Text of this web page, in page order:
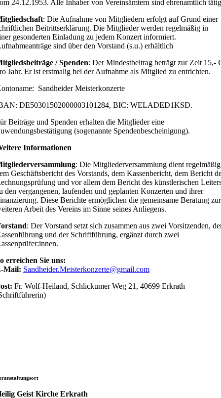
24.12.1953. Alle Inhaber von Vereinsämtern sind ehrenamtlich
: Die Aufnahme von Mitgliedern erfolgt auf Grund einer
Beitrittserklärung. Die Mitglieder werden regelmäßig in
gesonderten Einladung zu jedem Konzert informiert.
sind über den Vorstand (s.u.) erhältlich
/ Spenden: DerMindestbeitrag beträgt zur Zeit 15,-
Jahr. Er ist erstmalig bei der Aufnahme als Mitglied zu entrichten.
Sandheider Meisterkonzerte
DE50301502000003101284, BIC: WELADED1KSD.
Beiträge und Spenden erhalten die Mitglieder eine
(sogenannte Spendenbescheinigung).
Informationen
: Die Mitgliederversammlung dient regelmäßig
Geschäftsbericht des Vorstands, dem Kassenbericht, dem Bericht
und vor allem dem Bericht des künstlerischen
den vergangenen, laufenden und geplanten Konzerten und ihrer
Diese Berichte ermöglichen die gemeinsame Beratung zur
Arbeit des Vereins im Sinne seines Anliegens.
: Der Vorstand setzt sich zusammen aus zwei Vorsitzenden,
und der Schriftführung, ergänzt durch zwei
erreichen Sie uns:
Mail: Sandheider.Meisterkonzerte@gmail.com
Fr. Wolf-Heiland, Schlickumer Weg 21, 40699 Erkrath
Geist Kirche Erkrath